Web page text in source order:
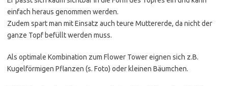
einfach heraus genommen werden.
Zudem spart man mit Einsatz auch teure Muttererde, da nicht der
ganze Topf befüllt werden muss.
Als optimale Kombination zum Flower Tower eignen sich z.B.
Kugelförmigen Pflanzen (s. Foto) oder kleinen Bäumchen.